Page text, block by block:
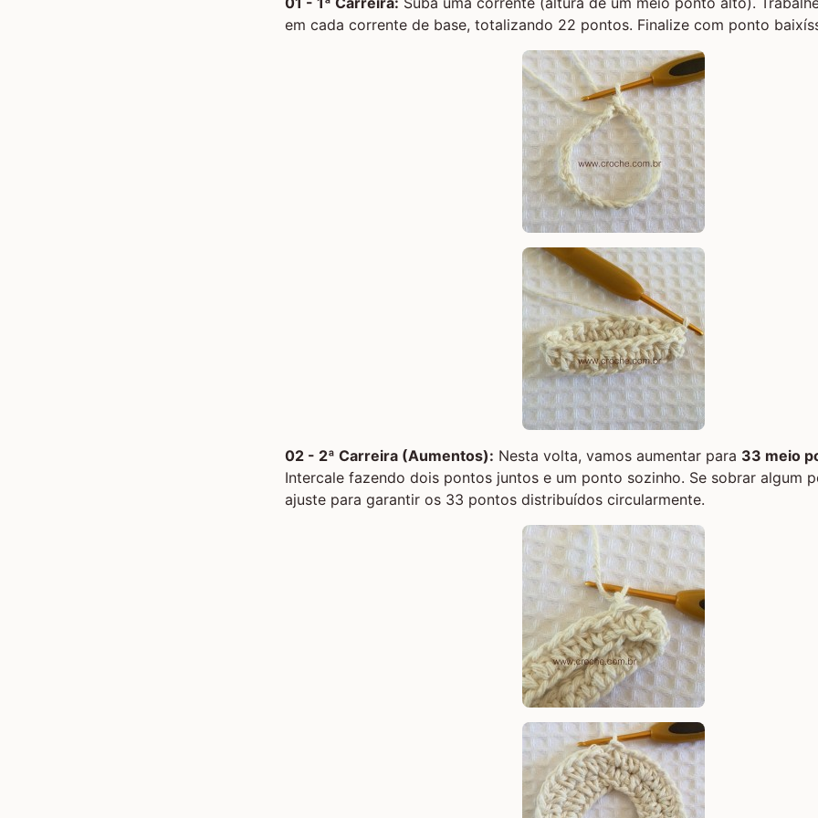
em cada corrente de base, totalizando 22 pontos. Finalize com ponto
02 - 2ª Carreira (Aumentos): Nesta volta, vamos aumentar para 33 meio
Intercale fazendo dois pontos juntos e um ponto sozinho. Se sobrar algum
ajuste para garantir os 33 pontos distribuídos circularmente.